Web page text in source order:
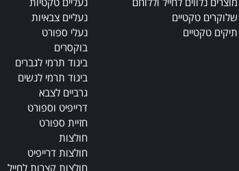
שלוקרים טקטיים
תיקים טקטיים
נעליים צבאיות
נעלי ספורט
בוקסרים
ביגוד תרמי לגברים
ביגוד תרמי לנשים
גרביים לצבא
דרייפיט וספורט
חזיית ספורט
חולצות
חולצות דרייפיט
חולצות קצרות לחייל